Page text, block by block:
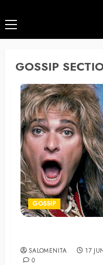
Menú
principal
GOSSIP
GOSSIP
SALOMENITA
17
0